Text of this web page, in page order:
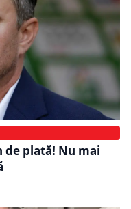
de plată! Nu mai